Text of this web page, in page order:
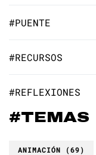
#PUENTE
#RECURSOS
#REFLEXIONES
#TEMAS
ANIMACIÓN (69)